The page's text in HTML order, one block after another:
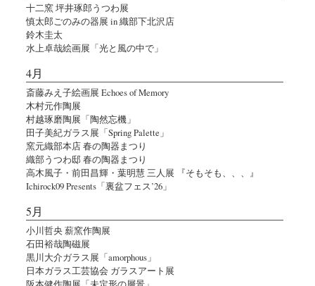
十二窯 坪井琢郎うつわ展
慎太郎ごのみの器展 in 織部下北沢店
鈴木圭太
水上卓哉絵画展「光と風の中で」
4月
斎藤みえ子絵画展 Echoes of Memory
木村元作陶展
村越琢磨陶展「陶然忘機」
田子美紀ガラス展「Spring Palette」
窯元織部本店 春の陶器まつり
織部うつわ邸 春の陶器まつり
高木風子・前田昌輝・葉明慧 三人展 『そもそも、、、』
Ichirock09 Presents「裏盆フェス’26」
5月
小川哲央 薪窯作陶展
石田裕哉陶磁展
黒川大介ガラス展「amorphous」
日本ガラス工芸協会 ガラスアート展